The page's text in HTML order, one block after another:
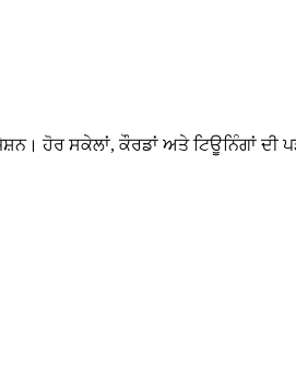
ਹੋਰ ਸਕੇਲਾਂ, ਕੌਰਡਾਂ ਅਤੇ ਟਿਊਨਿੰਗਾਂ